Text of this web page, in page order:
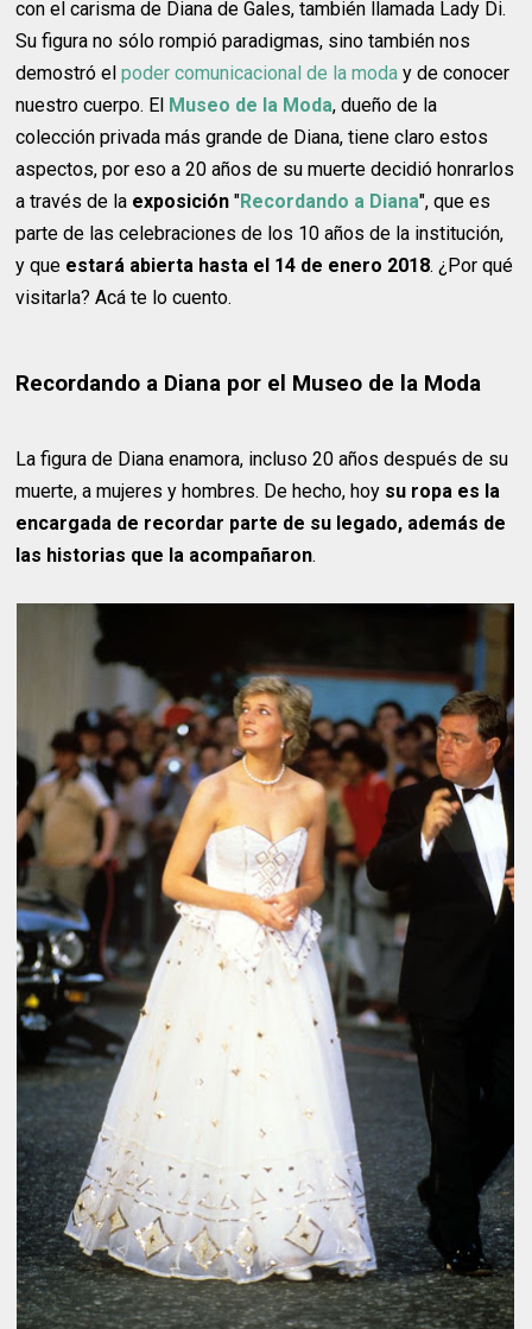
con el carisma de Diana de Gales, también llamada Lady Di.
Su figura no sólo rompió paradigmas, sino también nos
demostró elpoder comunicacional de la moda y de conocer
nuestro cuerpo. El Museo de la Moda, dueño de la
colección privada más grande de Diana, tiene claro estos
aspectos, por eso a 20 años de su muerte decidió honrarlos
a través de la exposición"Recordando a Diana", que es
parte de las celebraciones de los 10 años de la institución,
y que estará abierta hasta el 14 de enero 2018. ¿Por qué
visitarla? Acá te lo cuento.
Recordando a Diana por el Museo de la Moda
La figura de Diana enamora, incluso 20 años después de su
muerte, a mujeres y hombres. De hecho, hoy su ropa es la
encargada de recordar parte de su legado, además de
las historias que la acompañaron.